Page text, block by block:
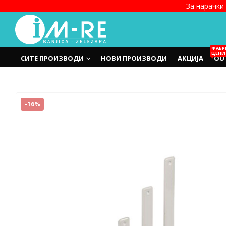
За
СИТЕ ПРОИЗВОДИ НОВИ ПРОИЗВОДИ АКЦИЈА
ЦЕНИ
-16%